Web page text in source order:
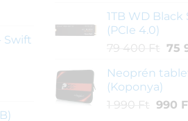
Swift
was:
290
1TB WD Black
(PCIe 4.0)
79 400 Ft
400
75
Neoprén
(Koponya)
1 990 Ft 990